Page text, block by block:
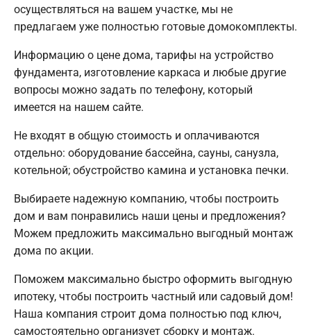
осуществляться на вашем участке, мы не
предлагаем уже полностью готовые домокомплекты.
Информацию о цене дома, тарифы на устройство
фундамента, изготовление каркаса и любые другие
вопросы можно задать по телефону, который
имеется на нашем сайте.
Не входят в общую стоимость и оплачиваются
отдельно: оборудование бассейна, сауны, санузла,
котельной; обустройство камина и установка печки.
Выбираете надежную компанию, чтобы построить
дом и вам понравились наши цены и предложения?
Можем предложить максимально выгодный монтаж
дома по акции.
Поможем максимально быстро оформить выгодную
ипотеку, чтобы построить частный или садовый дом!
Наша компания строит дома полностью под ключ,
самостоятельно организует сборку и монтаж.